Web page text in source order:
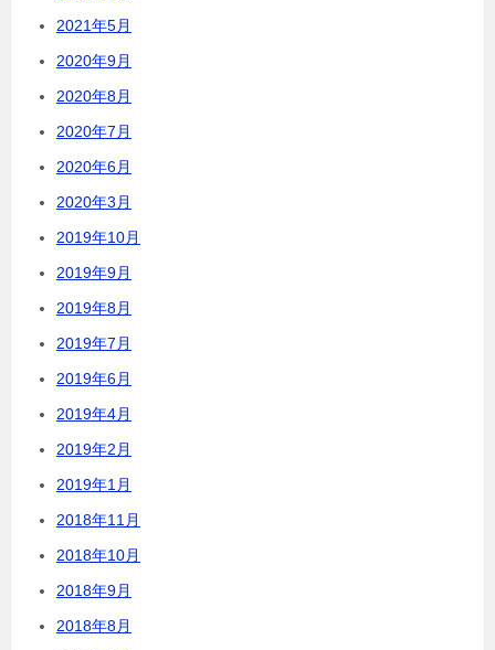
2021年5月
2020年9月
2020年8月
2020年7月
2020年6月
2020年3月
2019年10月
2019年9月
2019年8月
2019年7月
2019年6月
2019年4月
2019年2月
2019年1月
2018年11月
2018年10月
2018年9月
2018年8月